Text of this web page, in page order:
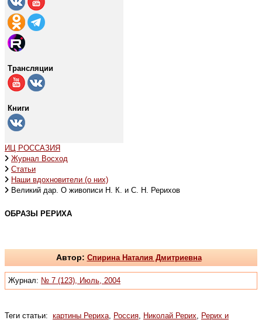
Трансляции
Книги
ИЦ РОССАЗИЯ
Журнал Восход
Статьи
Наши вдохновители (о них)
Великий дар. О живописи Н. К. и С. Н. Рерихов
ОБРАЗЫ РЕРИХА
Автор: Спирина Наталия Дмитриевна
Журнал: № 7 (123), Июль, 2004
Теги статьи: картины Рериха Россия Николай Рерих Рерих и